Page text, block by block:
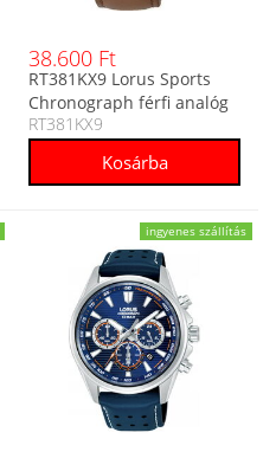
38.600 Ft
RT381KX9 Lorus Sports
Chronograph férfi analóg
karóra
RT381KX9
ingyenes szállítás